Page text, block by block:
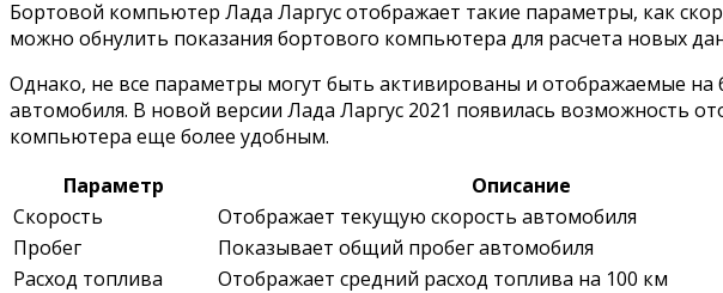
Бортовой компьютер Лада Ларгус отображает такие параметры, как
можно обнулить показания бортового компьютера для расчета новых
Однако, не все параметры могут быть активированы и отображаемые
автомобиля. В новой версии Лада Ларгус 2021 появилась возможность
компьютера еще более удобным.
Параметр
Описание
Скорость
Отображает текущую скорость автомобиля
Пробег
Показывает общий пробег автомобиля
Расход топлива
Отображает средний расход топлива на 100 км